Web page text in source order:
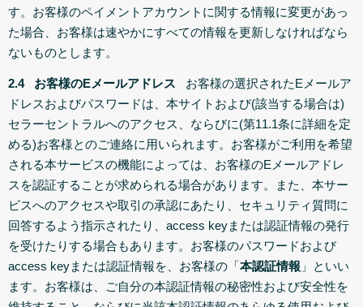
す。お客様のペイメントアカウントに関する情報に変更があっ
た場合、お客様は速やかにすべての情報を更新しなければなら
ないものとします。
2.4 お客様のEメールアドレス お客様の選択されたEメールア
ドレスおよびパスワードは、本サイトおよび(該当する場合は)
セラーセントラルへのアクセス、ならびに(第11.1条に詳細を定
める)お客様とのご連絡に用いられます。お客様がご利用を希望
される本サービスの機能によっては、お客様のEメールアドレ
スを認証することが求められる場合があります。また、本サー
ビスへのアクセスや取引の承認にあたり、セキュリティ質問に
回答するよう指示されたり、access keyまたは認証情報の発行
を受けたりする場合もあります。お客様のパスワードおよび
access keyまたは認証情報を、お客様の「本認証情報 」といい
ます。お客様は、ご自分の本認証情報の秘密性および安全性を